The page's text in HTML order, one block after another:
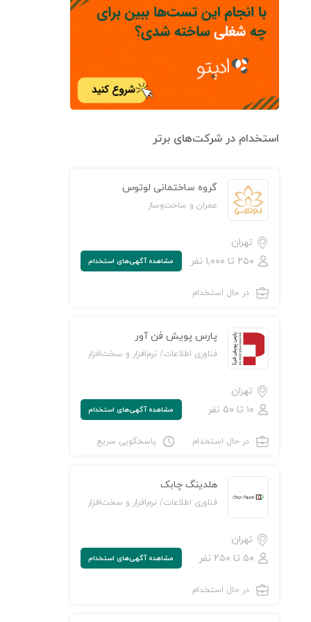
به لیست علاقه‌مندی‌ها
استخدام در شرکت‌های برتر
گروه ساختمانی لوتوس
عمران و ساخت‌وساز
تهران
۲۵۰ تا ۱,۰۰۰ نفر
مشاهده‌ آگهی‌های استخدام
در حال استخدام
پارس پویش فن آور
فناوری اطلاعات/ نرم‌افزار و سخت‌افزار
تهران
۱۰ تا ۵۰ نفر
مشاهده‌ آگهی‌های استخدام
در حال استخدام پاسخگویی سریع
هلدینگ چابک
فناوری اطلاعات/ نرم‌افزار و سخت‌افزار
تهران
۵۰ تا ۲۵۰ نفر
مشاهده‌ آگهی‌های استخدام
در حال استخدام